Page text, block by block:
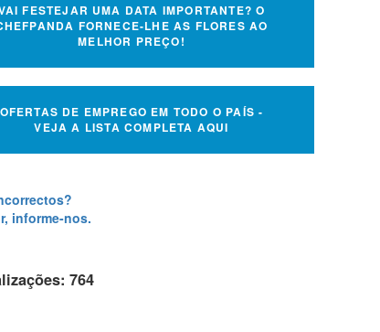
FESTEJAR UMA DATA IMPORTANTE? O
FORNECE-LHE AS FLORES AO
MELHOR PREÇO!
OFERTAS DE EMPREGO EM TODO O PAÍS -
VEJA A LISTA COMPLETA AQUI
informe-nos.
764